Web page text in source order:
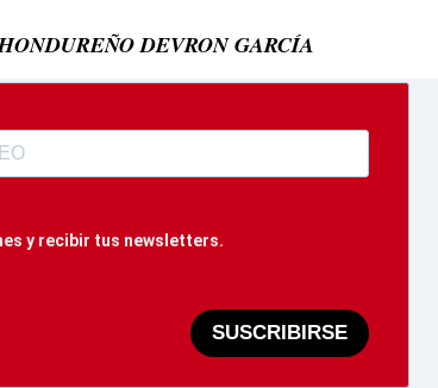
DEVRON GARCÍA
y recibir tus newsletters.
SUSCRIBIRSE